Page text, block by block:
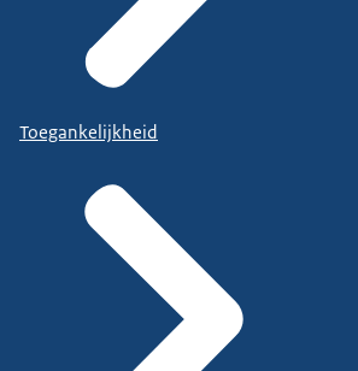
Toegankelijkheid